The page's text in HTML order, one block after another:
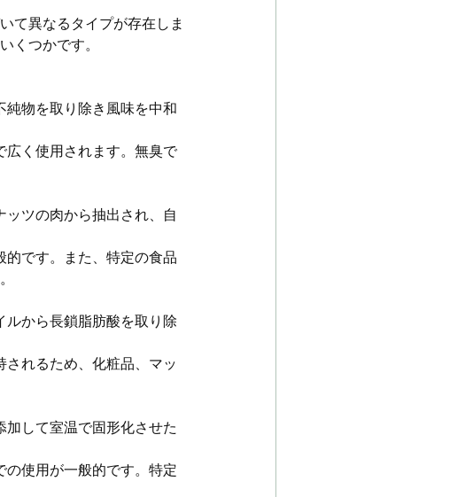
て異なるタイプが存在しま
くつかです。
物を取り除き風味を中和
く使用されます。無臭で
ツの肉から抽出され、自
です。また、特定の食品
から長鎖脂肪酸を取り除
れるため、化粧品、マッ
して室温で固形化させた
使用が一般的です。特定